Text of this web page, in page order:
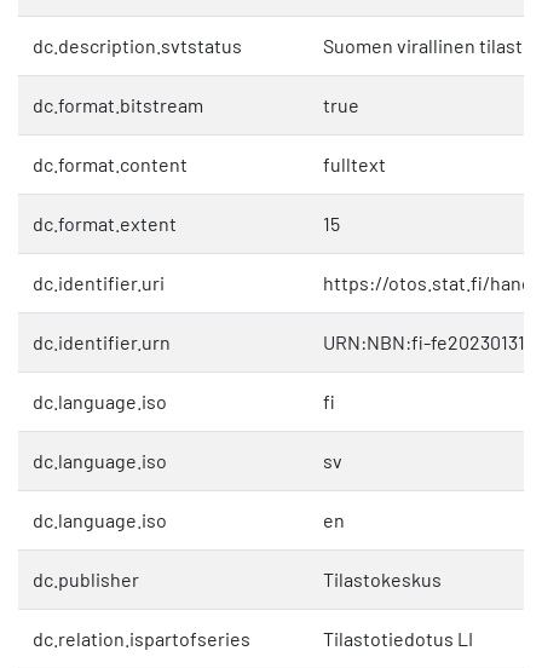
dc.description.svtstatus Suomen virallinen tilasto
dc.format.bitstream true
dc.format.content fulltext
dc.format.extent 15
dc.identifier.uri https://otos.stat.fi/
dc.identifier.urn URN:NBN:fi-
dc.language.iso fi
dc.language.iso sv
dc.language.iso en
dc.publisher Tilastokeskus
dc.relation.ispartofseries Tilastotiedotus LI